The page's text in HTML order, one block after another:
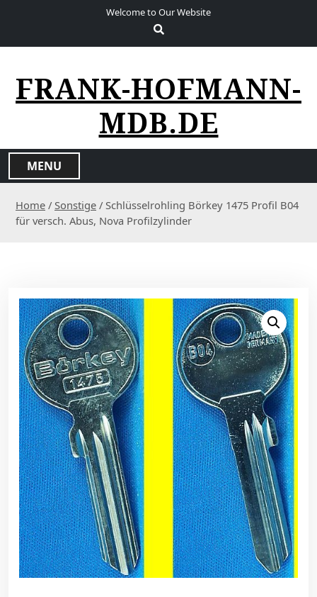
Welcome to Our Website
FRANK-HOFMANN-
MDB.DE
MENU
Home / Sonstige / Schlüsselrohling Börkey 1475 Profil B04
für versch. Abus, Nova Profilzylinder